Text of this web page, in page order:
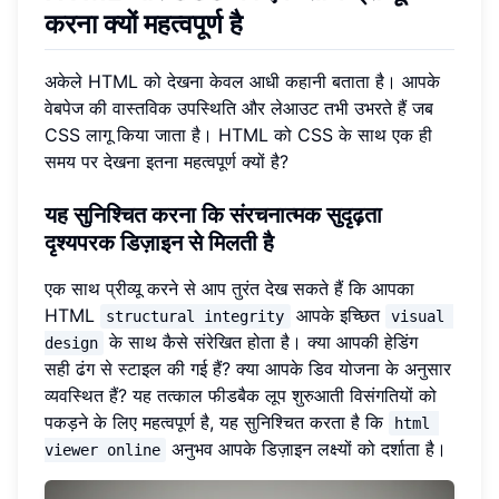
करना क्यों महत्वपूर्ण है
अकेले HTML को देखना केवल आधी कहानी बताता है। आपके
वेबपेज की वास्तविक उपस्थिति और लेआउट तभी उभरते हैं जब
CSS लागू किया जाता है। HTML को CSS के साथ एक ही
समय पर देखना इतना महत्वपूर्ण क्यों है?
यह सुनिश्चित करना कि संरचनात्मक सुदृढ़ता
दृश्यपरक डिज़ाइन से मिलती है
एक साथ प्रीव्यू करने से आप तुरंत देख सकते हैं कि आपका
HTML
structural integrity आपके इच्छित visual
design के साथ कैसे संरेखित होता है। क्या आपकी हेडिंग
सही ढंग से स्टाइल की गई हैं? क्या आपके डिव योजना के अनुसार
व्यवस्थित हैं? यह तत्काल फीडबैक लूप शुरुआती विसंगतियों को
पकड़ने के लिए महत्वपूर्ण है, यह सुनिश्चित करता है कि
html
viewer online
अनुभव आपके डिज़ाइन लक्ष्यों को दर्शाता है।